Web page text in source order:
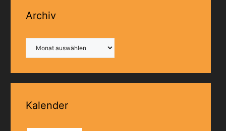
Archiv
Kalender